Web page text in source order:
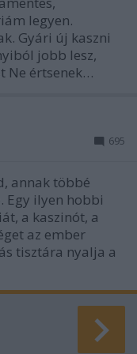
legyen.
Gyári új kaszni
jobb lesz,
Ne értsenek…
695
annak többé
Egy ilyen hobbi
a kaszinót, a
az ember
tisztára nyalja a